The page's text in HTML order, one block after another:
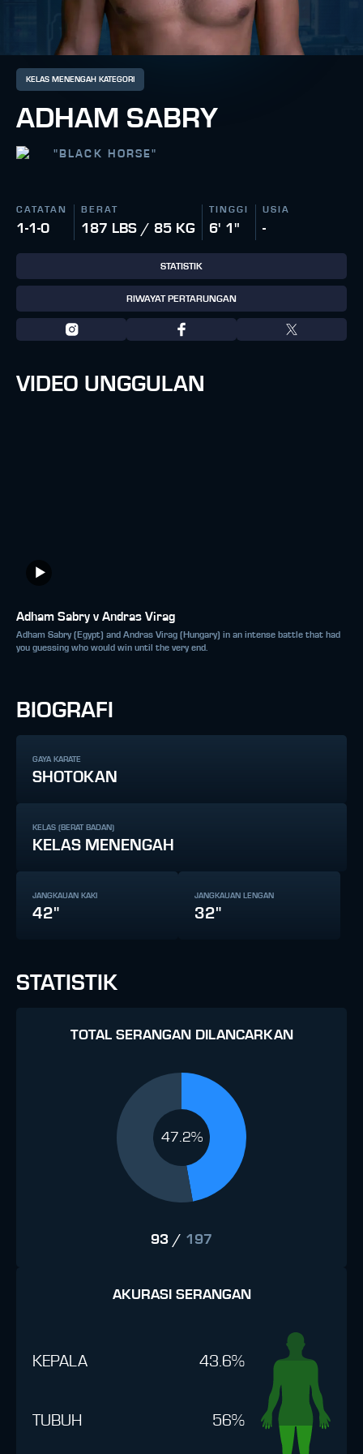
KELAS MENENGAH KATEGORI
ADHAM SABRY
" BLACK HORSE"
CATATAN
1-1-0
BERAT
187 LBS / 85 KG
TINGGI
6' 1"
USIA
-
STATISTIK
RIWAYAT PERTARUNGAN
VIDEO UNGGULAN
Adham Sabry v Andras Virag
Adham Sabry (Egypt) and Andras Virag (Hungary) in an intense battle that had
you guessing who would win until the very end.
BIOGRAFI
GAYA KARATE
SHOTOKAN
KELAS (BERAT BADAN)
KELAS MENENGAH
JANGKAUAN KAKI
42"
JANGKAUAN LENGAN
32"
STATISTIK
TOTAL SERANGAN DILANCARKAN
47.2%
93 / 197
AKURASI SERANGAN
KEPALA 43.6%
TUBUH 56%